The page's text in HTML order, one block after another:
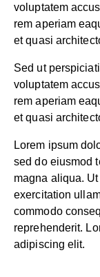
voluptatem
rem aperiam
et quasi
Sed ut
voluptatem
rem aperiam
et quasi
Lorem ipsum
sed do eiusmod
magna aliqua.
exercitation
commodo
reprehenderit.
adipiscing elit.